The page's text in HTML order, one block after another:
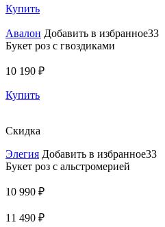
Купить
Авалон Добавить в избранное33
Букет роз с гвоздиками
10 190 ₽
Купить
Скидка
Элегия Добавить в избранное33
Букет роз с альстромерией
10 990 ₽
11 490 ₽